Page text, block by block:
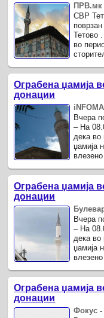
ПРВ.мк
СВР
Тетово
во
Ограбена џамија
донации
Вчера
– На
дека во
џамија
Ограбена џамија
донации
Вчера
– На
дека во
џамија
Ограбена џамија
донации
Фокус